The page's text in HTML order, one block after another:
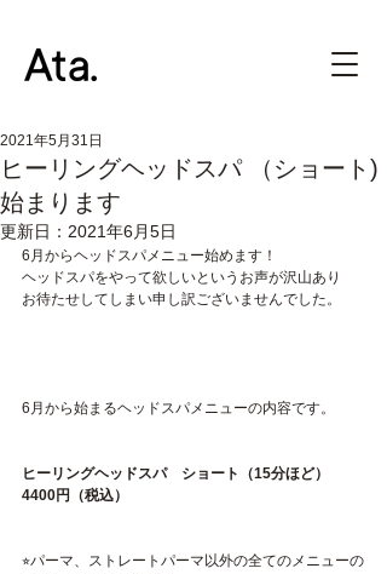
ヒーリングヘッドスパ （ショート)
始まります
2021年5月31日
更新日： 2021年6月5日
6月からヘッドスパメニュー始めます！
ヘッドスパをやって欲しいというお声が沢山あり
お待たせしてしまい申し訳ございませんでした。
6月から始まるヘッドスパメニューの内容です。
ヒーリングヘッドスパ　ショート（15分ほど）
4400円（税込）
⭐︎パーマ、ストレートパーマ以外の全てのメニューの